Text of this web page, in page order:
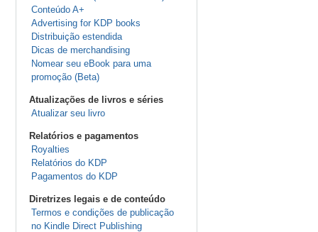
Conteúdo A+
Advertising for KDP books
Distribuição estendida
Dicas de merchandising
Nomear seu eBook para uma
promoção (Beta)
Atualizações de livros e séries
Atualizar seu livro
Relatórios e pagamentos
Royalties
Relatórios do KDP
Pagamentos do KDP
Diretrizes legais e de conteúdo
Termos e condições de publicação
no Kindle Direct Publishing